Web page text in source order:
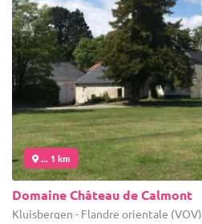
... 1 km
Domaine Château de Calmont
Kluisbergen - Flandre orientale (VOV)